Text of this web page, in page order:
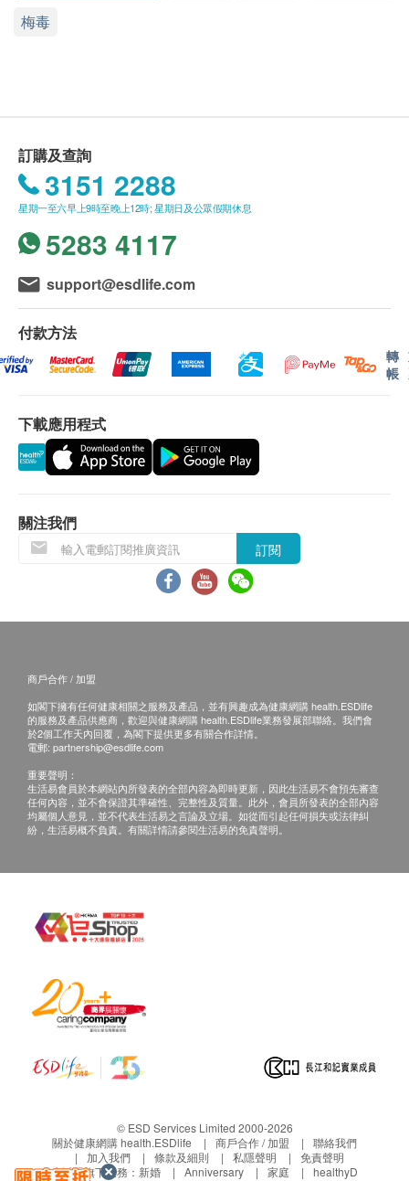
乙型肝炎檢查
報告
醫護人員講解報告
檢驗出抗體，故建議於懷疑受感染後3個月後方作檢
此，p24抗原測試有助診斷初期愛滋病病毒感染，適
合進行不安全性行為後，心急想知道有否感染HIV的
人士。
沙眼衣原體基因定性測試
了陰道、陰莖、肛門、子宮、子宮頸，甚至可涉及眼
解脲衣原體基因測試
體一樣生長在細胞中，通常透過唾液、血液、陰道分
泌等傳播，解脲脲原體在身體內亦可引起類似衣原體
和淋病的並發症，如盆腔炎和不孕。
生殖支原體如在體內大量繁殖將導致尿道炎，此測試
有助檢驗出是否患有非淋菌性尿道炎，如性交後數天
內發現炎症，建議盡快接受檢查。
滴蟲基因測試
滴蟲感染後有機會因而患上陰道炎，感到陰道痕癢和
陰道分泌增多，白帶呈黃綠色和帶臭。男性通常沒有
任何症狀，但偶爾會出現排尿疼痛。
微小脲原體基因測試
男性:通常尿道流流出不明分泌物、小便時感到灼痛。
女性：小便時感到灼痛、陰道出現異常分泌物、分泌
其他併發症︰ 前列腺炎、睪丸發炎、盆腔炎、不孕。
對女士的影響有︰細菌性陰道發炎、子宮頸發炎、輸
卵管發炎、不育、流產、死胎、早產。對男士的影響
細菌炎、腎盂腎炎等
淋病病毒基因
淋病是一種常見的性病，是由淋病雙球菌引致的，常
見病徵是患者私處流出混濁的奶狀或黃綠色的分泌
道、陰道、陰莖、前列腺、肛門、子宮，甚至可涉及
眼睛及口腔。
解。請注意，報告講解的輪候時間或會因應個別化
驗項目所需時間或客戶指定時段等因素而有所調
整。
三者及／或退款。
如有任何爭議，「健康網購health.ESDlife」及
ApexHealth
免責聲明：
所有健康檢查/服務並非作為醫務診斷或治療用
諮詢有認可資格的醫生，作出診斷及治療。
本服務/產品由商戶提供。生活易【健康網購
health.ESDlife】並沒有經營或提供本服務/產品。
產品而引致的損失、損害、受傷或法律訴訟，健康
網購health.ESDlife概不負責。一切有關的索償或
查詢，須向提供服務之體檢中心或商戶提出。
星期一至五︰10:00a.m. – 1:00p.m. ; 3:00p.m. – 6:00p.m.
梅毒
訂購及查詢
3151 2288
星期一至六早上9時至晚上12時; 星期日及公眾假期休息
5283 4117
support@esdlife.com
付款方法
轉
帳
下載應用程式
關注我們
訂閱
商戶合作 / 加盟
如閣下擁有任何健康相關之服務及產品，並有興趣成為健康網購 health.ESDlife
的服務及產品供應商，歡迎與健康網購 health.ESDlife業務發展部聯絡。我們會
於2個工作天內回覆，為閣下提供更多有關合作詳情。
電郵: partnership@esdlife.com
重要聲明：
生活易會員於本網站內所發表的全部內容為即時更新，因此生活易不會預先審查
任何內容，並不會保證其準確性、完整性及質量。此外，會員所發表的全部內容
均屬個人意見，並不代表生活易之言論及立場。如從而引起任何損失或法律糾
紛，生活易概不負責。有關詳情請參閱生活易的免責聲明。
© ESD Services Limited 2000-2026
關於健康網購 health.ESDlife
商戶合作 / 加盟
聯絡我們
加入我們
條款及細則 私隱聲明
免責聲明
生活易旗下業務： 新婚 Anniversary 家庭
healthyD